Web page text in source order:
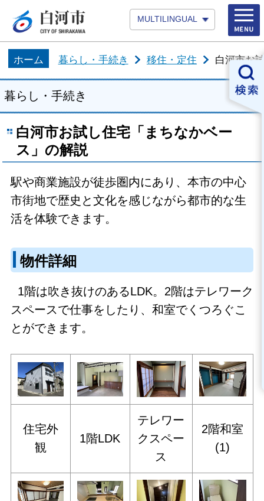
MULTILINGUAL
ホーム 暮らし・手続き 移住・定住 白河市お
暮らし・手続き
白河市お試し住宅「まちなかベー
ス」の解説
駅や商業施設が徒歩圏内にあり、本市の中心
市街地で歴史と文化を感じながら都市的な生
活を体験できます。
物件詳細
1階は吹き抜けのあるLDK。2階はテレワーク
スペースで仕事をしたり、和室でくつろぐこ
とができます。
住宅外
観
1階LDK
テレワー
クスペー
ス
2階和室
(1)